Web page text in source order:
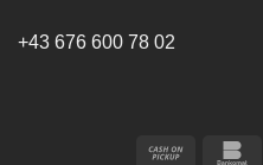
+43 676 600 78 02
Cash